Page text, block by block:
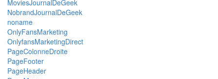
MoviesJournalDeGeek
NobrandJournalDeGeek
noname
OnlyFansMarketing
OnlyfansMarketingDirect
PageColonneDroite
PageFooter
PageHeader